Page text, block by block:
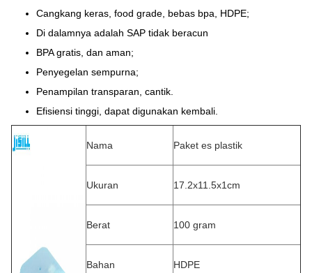
Cangkang keras, food grade, bebas bpa, HDPE;
Di dalamnya adalah SAP tidak beracun
BPA gratis, dan aman;
Penyegelan sempurna;
Penampilan transparan, cantik.
Efisiensi tinggi, dapat digunakan kembali.
Nama Paket es plastik
Ukuran 17.2x11.5x1cm
Berat 100 gram
Bahan HDPE